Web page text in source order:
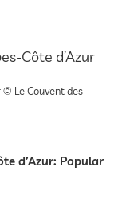
Côte d’Azur
© Le Couvent des
d’Azur: Popular